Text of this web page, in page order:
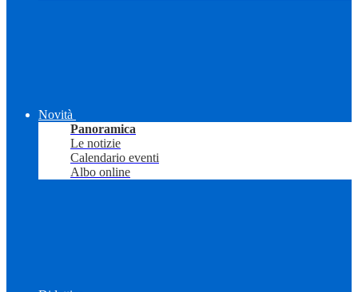
Novità
Panoramica
Le notizie
Calendario eventi
Albo online